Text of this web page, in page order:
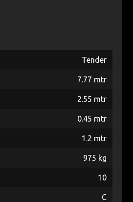
Tender
7.77 mtr
2.55 mtr
0.45 mtr
1.2 mtr
975 kg
10
C